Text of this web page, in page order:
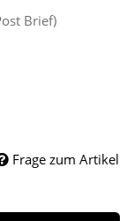
Brief)
Frage zum Artikel